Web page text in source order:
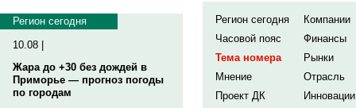
Регион сегодня
10.08 |
Жара до +30 без дождей в
Приморье — прогноз погоды
по городам
Регион сегодня
Компании
Часовой пояс
Финансы
Тема номера
Рынки
Мнение
Отрасль
Проект ДК
Инновации